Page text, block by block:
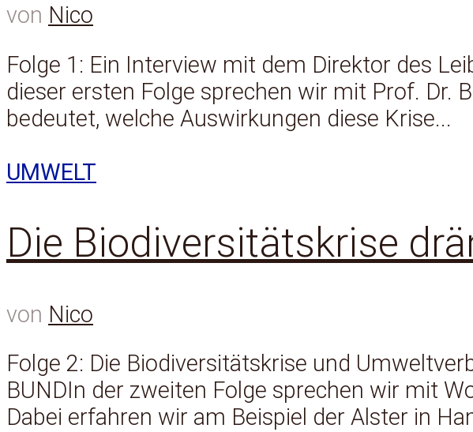
von Nico
Folge 1: Ein Interview mit dem Direktor des
dieser ersten Folge sprechen wir mit Prof. Dr.
bedeutet, welche Auswirkungen diese Krise...
UMWELT
Die Biodiversitätskrise
von Nico
Folge 2: Die Biodiversitätskrise und
BUNDIn der zweiten Folge sprechen wir mit
Dabei erfahren wir am Beispiel der Alster in